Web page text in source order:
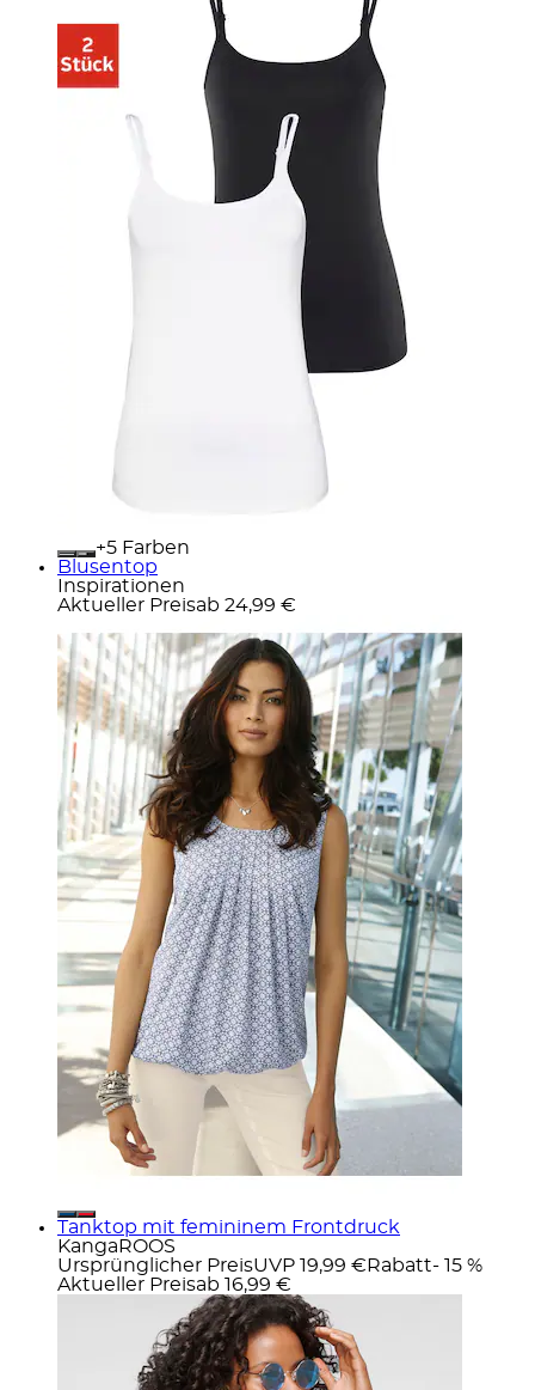
+
Farben
Blusentop
Inspirationen
Aktueller Preisab 24,99 €
Tanktop mit femininem Frontdruck
KangaROOS
Ursprünglicher PreisUVP 19,99 € Rabatt- 15 %
Aktueller Preisab 16,99 €